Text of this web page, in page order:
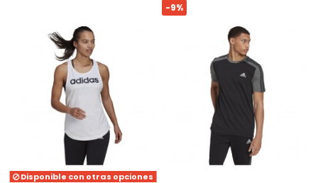
Disponible con otras opciones
-9%